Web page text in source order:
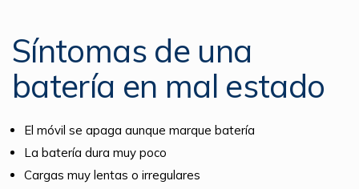
Síntomas de una
batería en mal estado
El móvil se apaga aunque marque batería
La batería dura muy poco
Cargas muy lentas o irregulares